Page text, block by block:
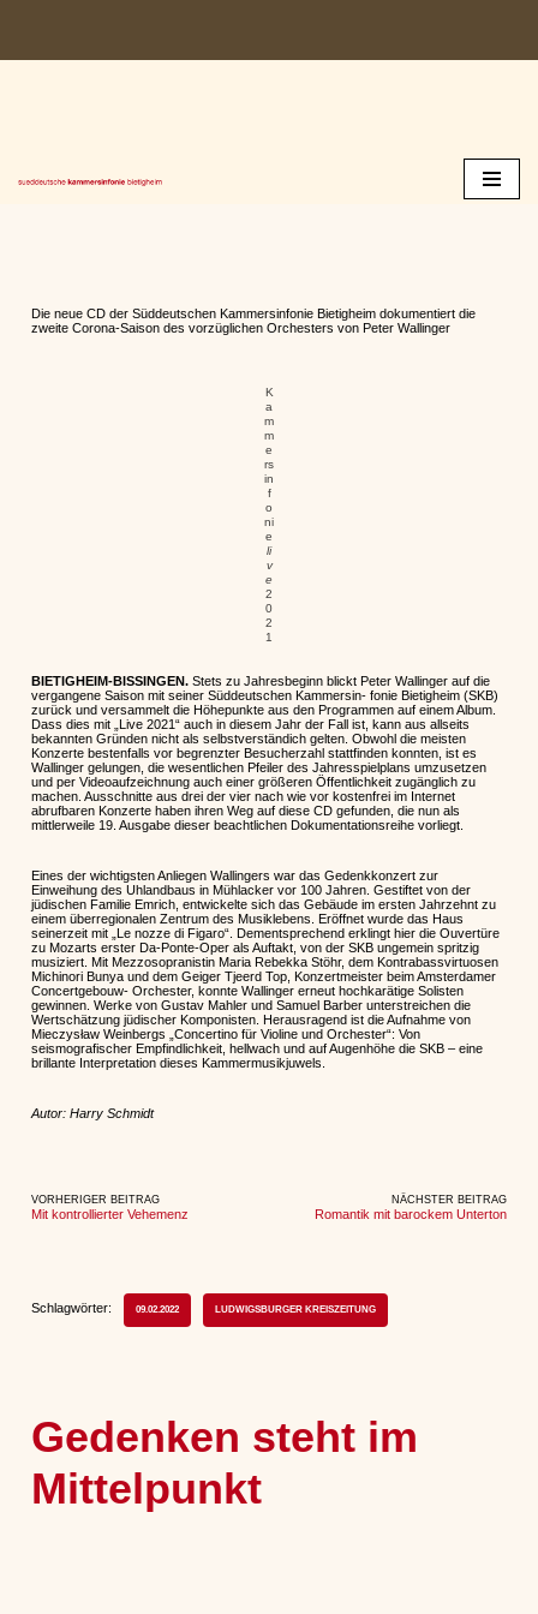
Zum
Die neue CD der Süddeutschen Kammersinfonie Bietigheim dokumentiert die
zweite Corona-Saison des vorzüglichen Orchesters von Peter Wallinger
K
a
m
m
e
rs
in
f
o
ni
e
li
v
e
2
0
2
1
BIETIGHEIM-BISSINGEN.Stets zu Jahresbeginn blickt Peter Wallinger auf die
vergangene Saison mit seiner Süddeutschen Kammersin- fonie Bietigheim (SKB)
zurück und versammelt die Höhepunkte aus den Programmen auf einem Album.
Dass dies mit „Live 2021“ auch in diesem Jahr der Fall ist, kann aus allseits
bekannten Gründen nicht als selbstverständich gelten. Obwohl die meisten
Konzerte bestenfalls vor begrenzter Besucherzahl stattfinden konnten, ist es
Wallinger gelungen, die wesentlichen Pfeiler des Jahresspielplans umzusetzen
und per Videoaufzeichnung auch einer größeren Öffentlichkeit zugänglich zu
machen. Ausschnitte aus drei der vier nach wie vor kostenfrei im Internet
abrufbaren Konzerte haben ihren Weg auf diese CD gefunden, die nun als
mittlerweile 19. Ausgabe dieser beachtlichen Dokumentationsreihe vorliegt.
Eines der wichtigsten Anliegen Wallingers war das Gedenkkonzert zur
Einweihung des Uhlandbaus in Mühlacker vor 100 Jahren. Gestiftet von der
jüdischen Familie Emrich, entwickelte sich das Gebäude im ersten Jahrzehnt zu
einem überregionalen Zentrum des Musiklebens. Eröffnet wurde das Haus
seinerzeit mit „Le nozze di Figaro“. Dementsprechend erklingt hier die Ouvertüre
zu Mozarts erster Da-Ponte-Oper als Auftakt, von der SKB ungemein spritzig
musiziert. Mit Mezzosopranistin Maria Rebekka Stöhr, dem Kontrabassvirtuosen
Michinori Bunya und dem Geiger Tjeerd Top, Konzertmeister beim Amsterdamer
Concertgebouw- Orchester, konnte Wallinger erneut hochkarätige Solisten
gewinnen. Werke von Gustav Mahler und Samuel Barber unterstreichen die
Wertschätzung jüdischer Komponisten. Herausragend ist die Aufnahme von
Mieczysław Weinbergs „Concertino für Violine und Orchester“: Von
seismografischer Empfindlichkeit, hellwach und auf Augenhöhe die SKB – eine
brillante Interpretation dieses Kammermusikjuwels.
Autor: Harry Schmidt
VORHERIGER BEITRAG
Mit kontrollierter Vehemenz
NÄCHSTER BEITRAG
Romantik mit barockem Unterton
Schlagwörter: 09.02.2022 LUDWIGSBURGER KREISZEITUNG
Gedenken steht im
Mittelpunkt